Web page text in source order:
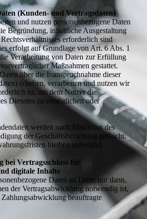
(Kunden- und Vertragsdaten)
und nutzen personenbezogene Daten
Begründung, inhaltliche Ausgestaltung
erforderlich sind
erfolgt auf Grundlage von Art. 6 Abs. 1
Verarbeitung von Daten zur Erfüllung
Maßnahmen gestattet.
über die Inanspruchnahme dieser
erheben, verarbeiten und nutzen wir
ist, um dem Nutzer die
Dienstes zu ermöglichen oder
werden nach Abschluss des
der Geschäftsbeziehung gelöscht.
bleiben unberührt.
bei Vertragsschluss für
digitale Inhalte
Daten an Dritte nur dann,
der Vertragsabwicklung notwendig ist,
beauftragte